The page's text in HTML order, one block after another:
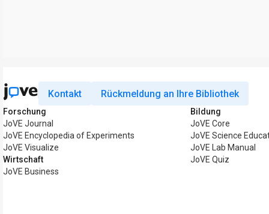
Kontakt Rückmeldung an Ihre Bibliothek
Forschung
JoVE Journal
JoVE Encyclopedia of Experiments
JoVE Visualize
Wirtschaft
JoVE Business
Bildung
JoVE Core
JoVE Science
JoVE Lab Manual
JoVE Quiz